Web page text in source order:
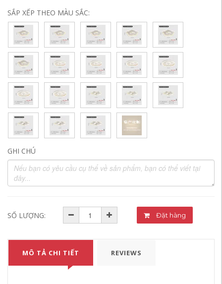
SẮP XẾP THEO MÀU SẮC:
GHI CHÚ
SỐ LƯỢNG: Đặt hàng
MÔ TẢ CHI TIẾT REVIEWS